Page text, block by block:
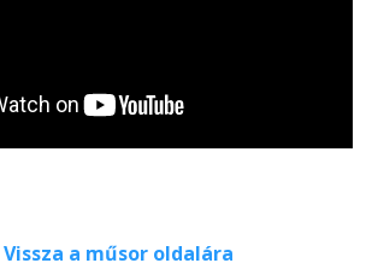
Vissza a műsor oldalára